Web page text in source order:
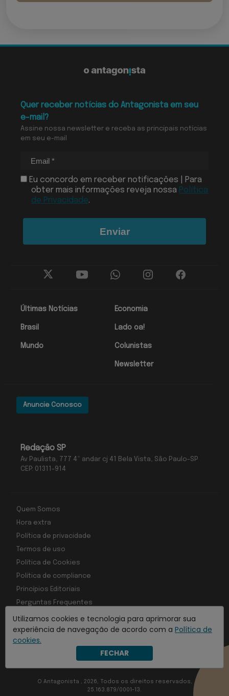
Utilizamos cookies e tecnologia para aprimorar sua
experiência de navegação de acordo com a Política de
cookies.
FECHAR
Redação SP
Av Paulista, 777 4º andar cj 41 Bela Vista, São Paulo-SP
CEP: 01311-914
Anuncie Conosco
Últimas Notícias
Brasil
Mundo
Economia
Lado oa!
Colunistas
Newsletter
Quer receber notícias do Antagonista em seu
e-mail?
Assine nossa newsletter e receba as principais notícias
em seu e-mail
Eu concordo em receber notificações | Para
obter mais informações reveja nossa Política
de Privacidade.
Enviar
Com inteligência e tecnologia:
Object1ve - Marketing Solution
Quem Somos
Hora extra
Política de privacidade
Termos de uso
Política de Cookies
Política de compliance
Princípios Editoriais
Perguntas Frequentes
O Antagonista , 2026, Todos os direitos reservados,
25.163.879/0001-13.